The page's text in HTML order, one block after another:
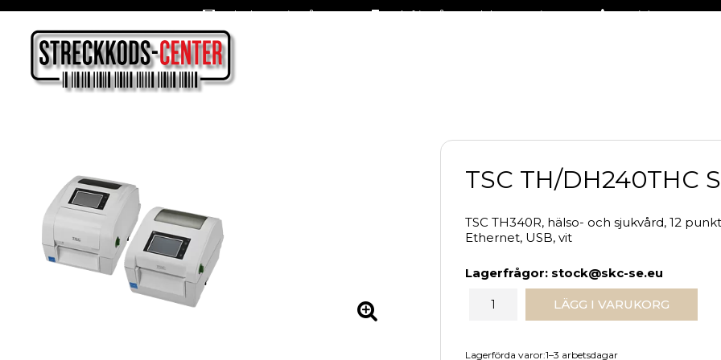
Oslagbara priser året om Fraktfritt på stora delar av sortimentet +46 (0)31-27 42 30
TSC TH/DH240THC
TSC TH340R, hälso- och sjukvård, 12
Ethernet, USB, vit
Lagerfrågor: stock@skc-se.eu
LÄGG I VARUKORG
Lagerförda varor:1–3 arbetsdagar